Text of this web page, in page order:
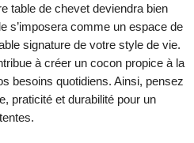
table de chevet deviendra bien
s’imposera comme un espace de
signature de votre style de vie.
à créer un cocon propice à la
besoins quotidiens. Ainsi, pensez
praticité et durabilité pour un